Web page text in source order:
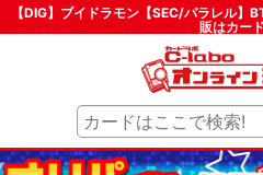
【DIG】ブイドラモン【SEC/パラレル
販はカー